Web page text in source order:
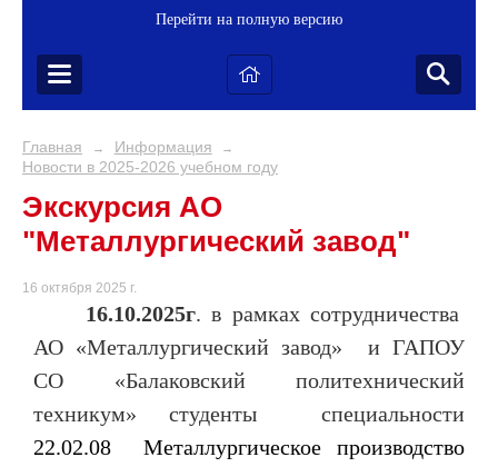
Перейти на полную версию
Главная → Информация →
Новости в 2025-2026 учебном году
Экскурсия АО
"Металлургический завод"
16 октября 2025 г.
16.10.2025г. в рамках сотрудничества
АО «Металлургический завод» и ГАПОУ
СО «Балаковский политехнический
техникум» студенты специальности
22.02.08 Металлургическое производство